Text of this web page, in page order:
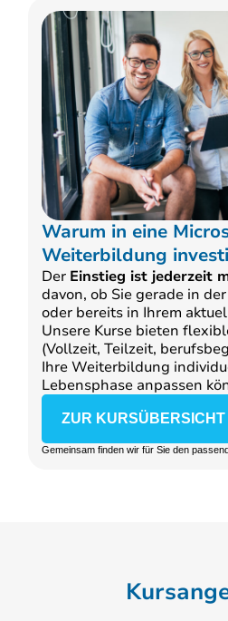
Warum in eine
Weiterbildung
Der Einstieg ist jederzeit
davon, ob Sie gerade in
oder bereits in Ihrem
Unsere Kurse bieten
(Vollzeit, Teilzeit,
Ihre Weiterbildung
Lebensphase anpassen
ZUR KURSÜBERSICHT
Gemeinsam finden wir für Sie den